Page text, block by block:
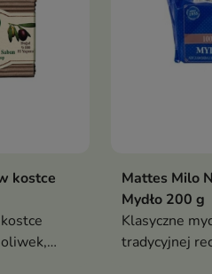
kostce
Mattes Milo
Mydło 200 g
Klasyczne
tradycyjnej